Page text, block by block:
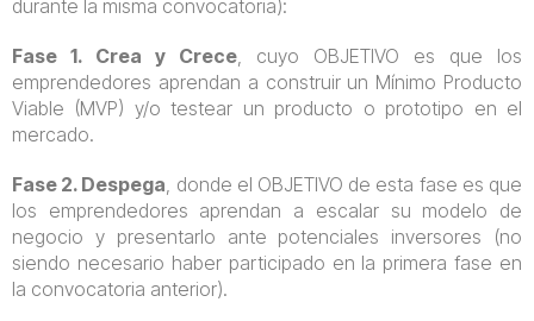
durante la misma convocatoria):
Fase 1. Crea y Crece , cuyo OBJETIVO es que los
emprendedores aprendan a construir un Mínimo Producto
Viable (MVP) y/o testear un producto o prototipo en el
mercado.
Fase 2. Despega , donde el OBJETIVO de esta fase es que
los emprendedores aprendan a escalar su modelo de
negocio y presentarlo ante potenciales inversores (no
siendo necesario haber participado en la primera fase en
la convocatoria anterior).